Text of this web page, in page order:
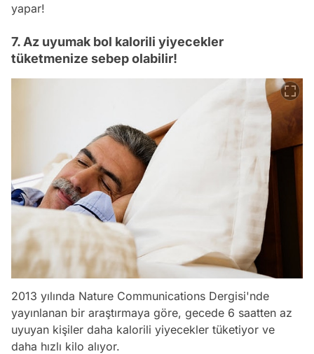
yapar!
7. Az uyumak bol kalorili yiyecekler
tüketmenize sebep olabilir!
2013 yılında Nature Communications Dergisi'nde
yayınlanan bir araştırmaya göre, gecede 6 saatten az
uyuyan kişiler daha kalorili yiyecekler tüketiyor ve
daha hızlı kilo alıyor.